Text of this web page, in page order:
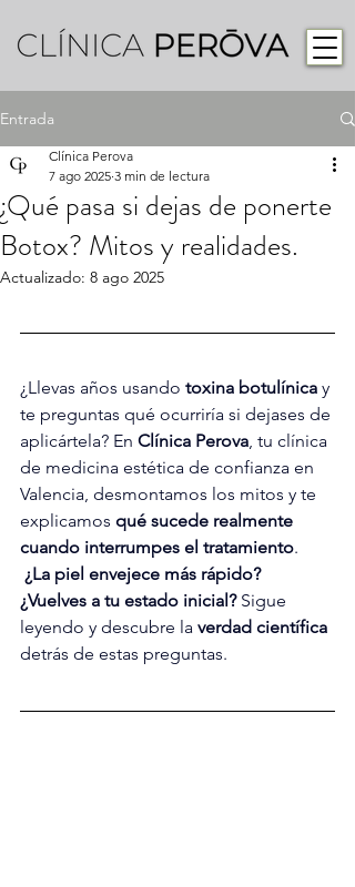
Entrada
¿Qué pasa si dejas de ponerte
Botox? Mitos y realidades.
Clínica Perova
7 ago 2025 3 min de lectura
Actualizado: 8 ago 2025
¿Llevas años usando toxina botulínica y
te preguntas qué ocurriría si dejases de
aplicártela? En Clínica Perova, tu clínica
de medicina estética de confianza en
Valencia, desmontamos los mitos y te
explicamos qué sucede realmente
cuando interrumpes el tratamiento.
¿La piel envejece más rápido?
¿Vuelves a tu estado inicial? Sigue
leyendo y descubre la verdad científica
detrás de estas preguntas.